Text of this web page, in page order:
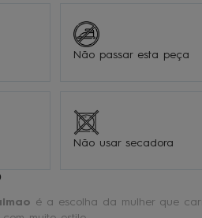
Não passar esta peça
Não usar secadora
é a escolha da mulher que